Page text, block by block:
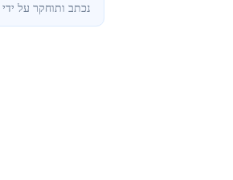
נכתב ותוחקר על ידי